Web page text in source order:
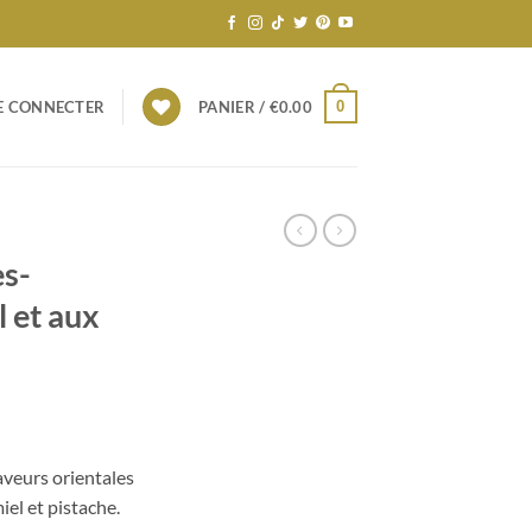
CONNECTER PANIER / €0.00 0
et aux
orientales
et pistache.